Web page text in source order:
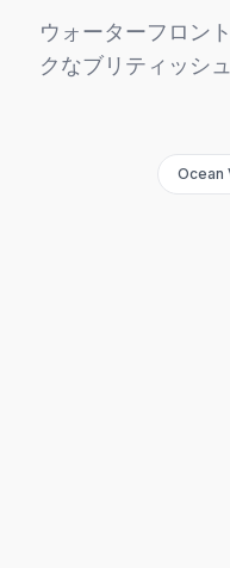
ウォーターフロン
クなブリティッシ
Ocean